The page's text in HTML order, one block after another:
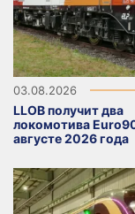
03.08.2026
LLOB получит два
локомотива
августе 2026 года